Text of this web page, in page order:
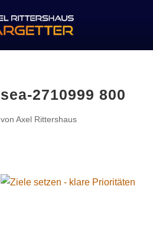
sea-2710999 800
vonAxel Rittershaus